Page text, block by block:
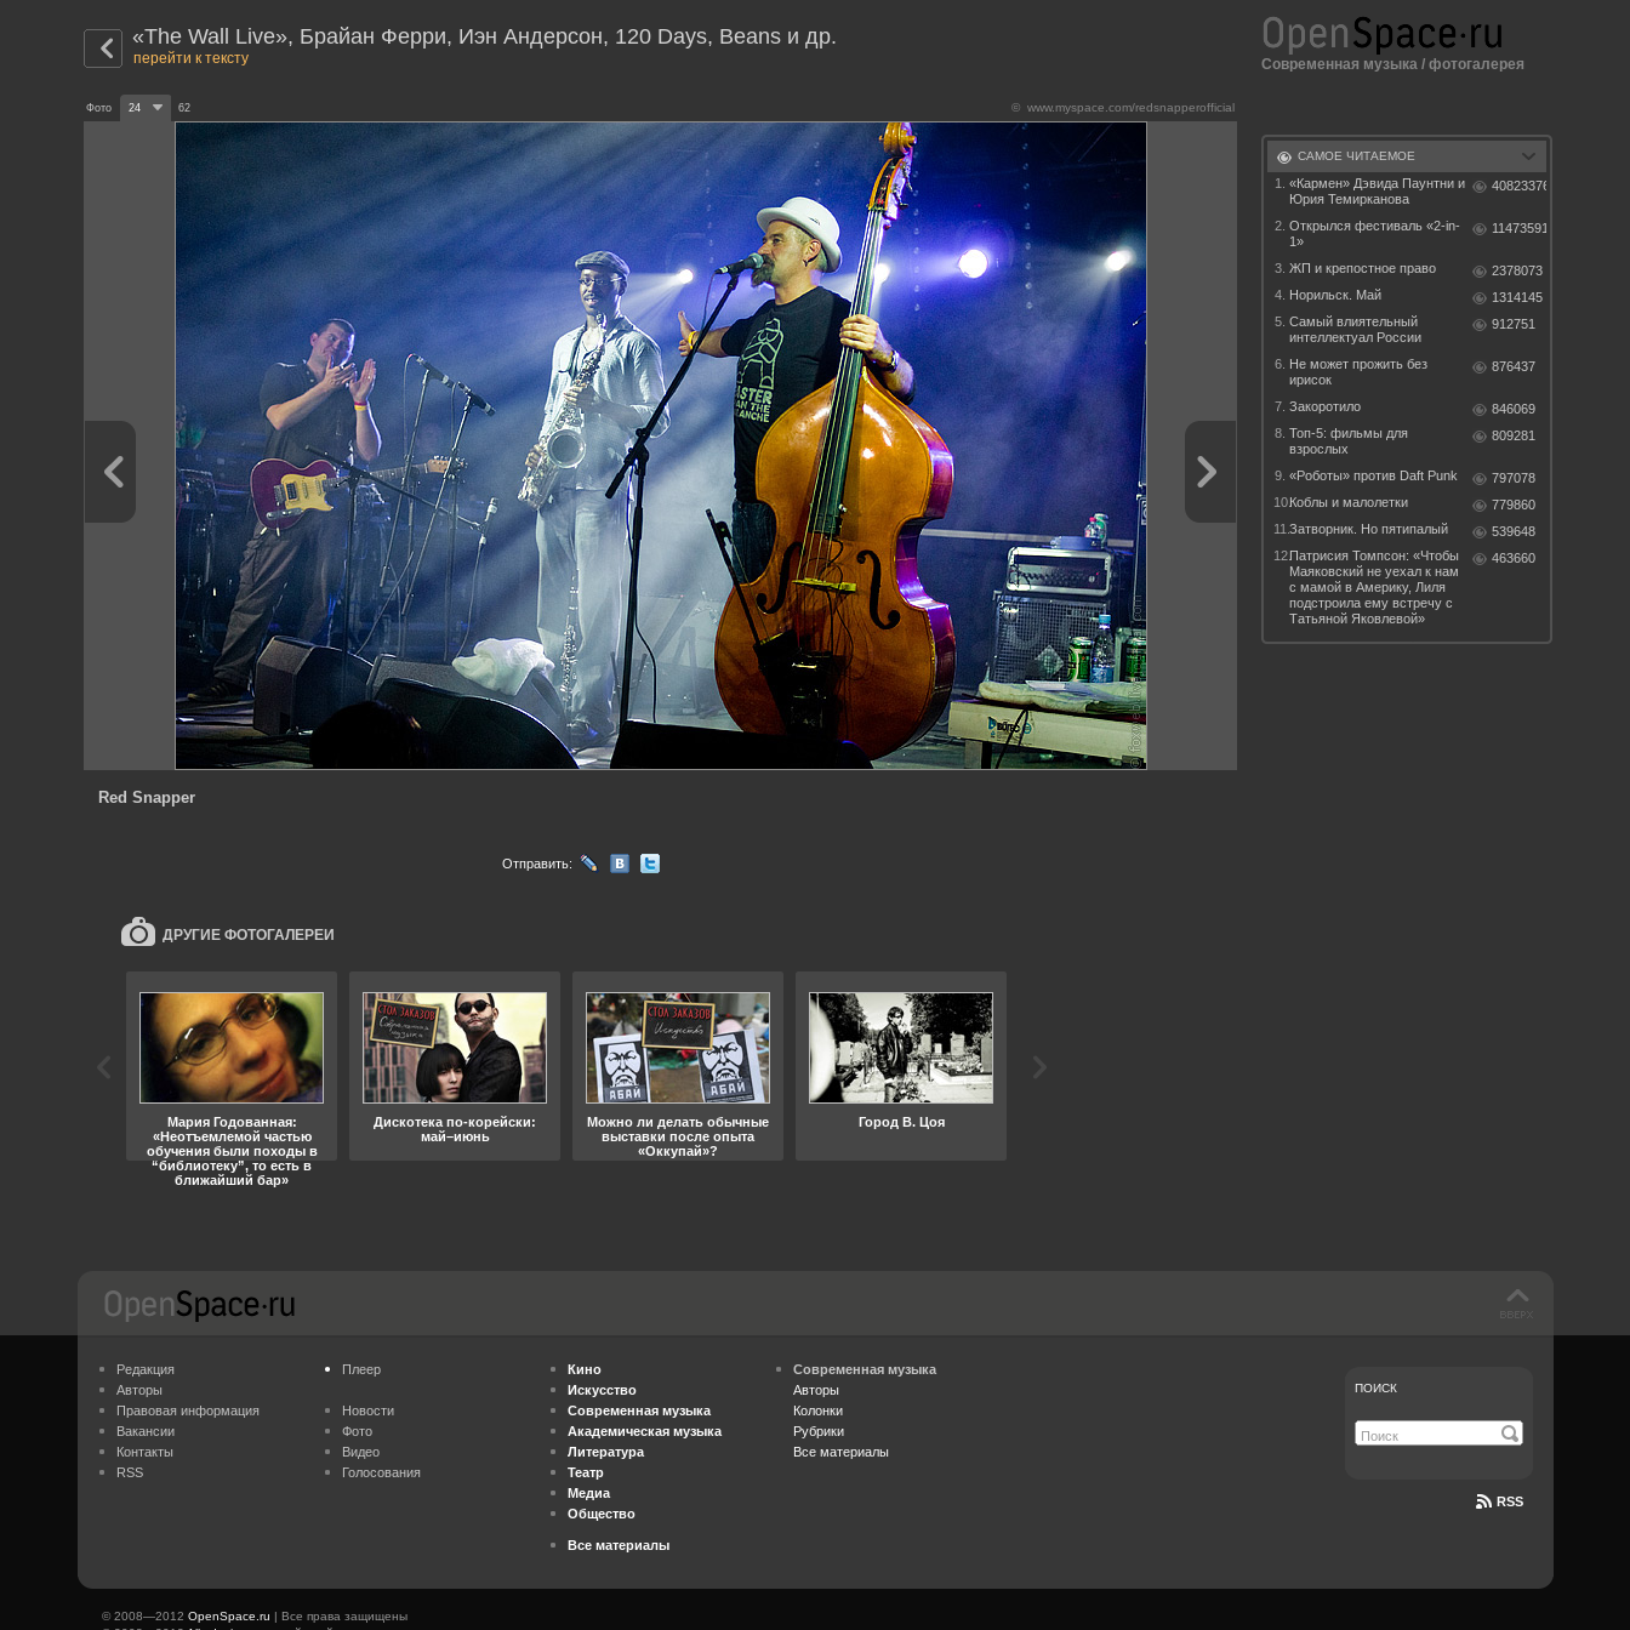
«The Wall Live», Брайан Ферри, Иэн Андерсон, 120 Days, Beans и др.
перейти к тексту
© www.myspace.com/redsnapperofficial
Фото 24 62
Red Snapper
Отправить:
ДРУГИЕ ФОТОГАЛЕРЕИ
Мария Годованная:
«Неотъемлемой частью
обучения были походы в
“библиотеку”, то есть в
ближайший бар»
Дискотека по-корейски:
май–июнь
Можно ли делать обычные
выставки после опыта
«Оккупай»?
Город В. Цоя
Современная музыка / фотогалерея
САМОЕ ЧИТАЕМОЕ
1.
«Кармен» Дэвида Паунтни и
Юрия Темирканова
40823376
2. Открылся фестиваль «2-in-
1»
11473591
3. ЖП и крепостное право
2378073
4. Норильск. Май
1314145
5. Самый влиятельный
интеллектуал России
912751
6. Не может прожить без
ирисок
876437
7. Закоротило
846069
8. Топ-5: фильмы для
взрослых
809281
9. «Роботы» против Daft Punk
797078
10.Коблы и малолетки
779860
11.Затворник. Но пятипалый
539648
12.Патрисия Томпсон: «Чтобы
Маяковский не уехал к нам
с мамой в Америку, Лиля
подстроила ему встречу с
Татьяной Яковлевой»
463660
Редакция
Авторы
Правовая информация
Вакансии
Контакты
RSS
Плеер
Новости
Фото
Видео
Голосования
Кино
Искусство
Современная музыка
Академическая музыка
Литература
Театр
Медиа
Общество
Все материалы
Современная музыка
Авторы
Колонки
Рубрики
Все материалы
ПОИСК
RSS
© 2008—2012 OpenSpace.ru | Все права защищены